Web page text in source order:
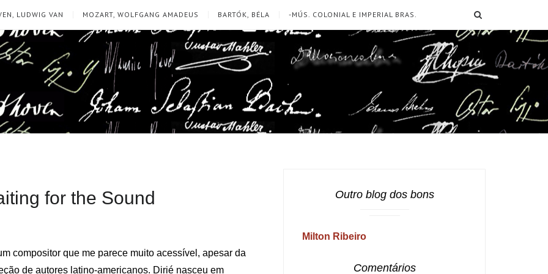
LUDWIG VAN MOZART, WOLFGANG AMADEUS BARTÓK, BÉLA -MÚS. COLONIAL E IMPERIAL BRAS.
for the Sound
compositor que me parece muito acessível, apesar da
de autores latino-americanos. Dirié nasceu em
Outro blog dos bons
Milton Ribeiro
Comentários